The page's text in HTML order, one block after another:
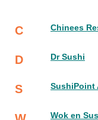
C Chinees
D Dr Sushi
S SushiPoint
Wok en